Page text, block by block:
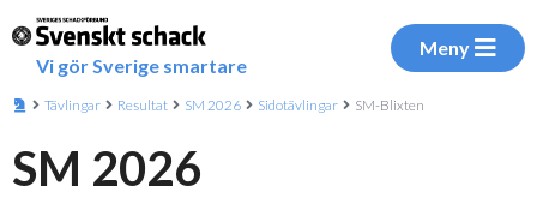
Vi gör Sverige smartare
Meny
Tävlingar Resultat SM 2026 Sidotävlingar SM-Blixten
SM 2026